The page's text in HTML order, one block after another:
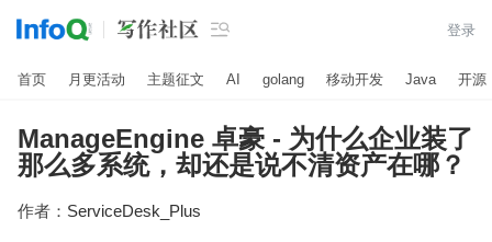
 登录
首页 月更活动 主题征文 AI golang 移动开发 Java 开源
ManageEngine 卓豪 - 为什么企业装了
那么多系统，却还是说不清资产在哪？
作者： ServiceDesk_Plus